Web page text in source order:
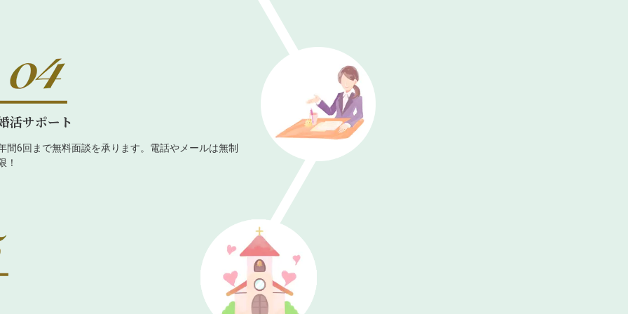
活サポート
間6回まで無料面談を承ります。電話やメールは無制
！